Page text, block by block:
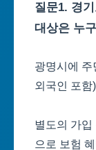
질문1. 경
대상은 누
광명시에 주
외국인 포함
별도의 가입
으로 보험